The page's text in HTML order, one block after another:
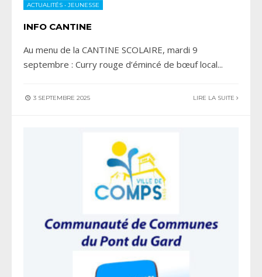
ACTUALITÉS • JEUNESSE
INFO CANTINE
Au menu de la CANTINE SCOLAIRE, mardi 9
septembre : Curry rouge d’émincé de bœuf local...
3 SEPTEMBRE 2025 LIRE LA SUITE